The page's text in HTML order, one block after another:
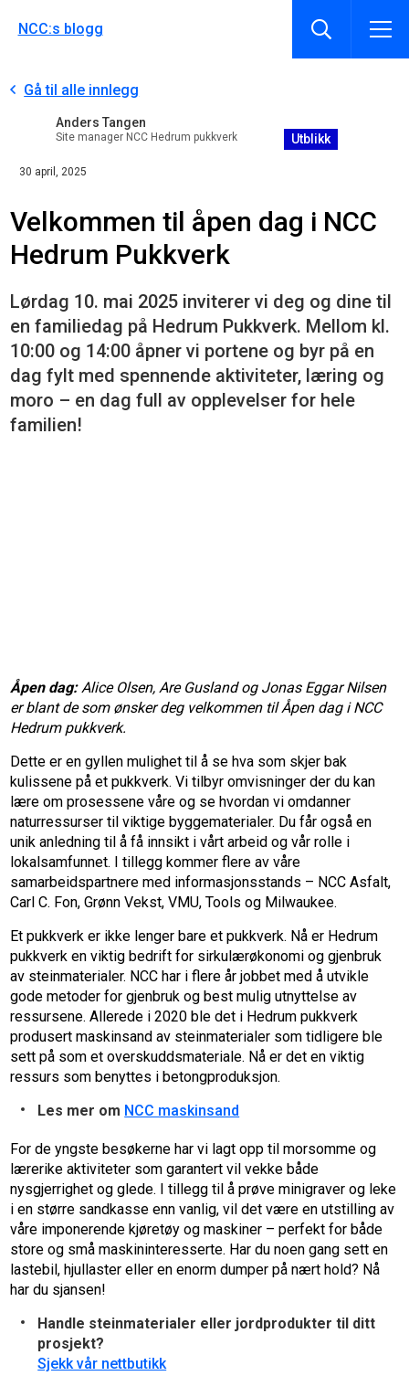
NCC:s blogg
Gå til alle innlegg
Anders Tangen
Site manager NCC Hedrum pukkverk Utblikk
30 april, 2025
Velkommen til åpen dag i NCC
Hedrum Pukkverk
Lørdag 10. mai 2025 inviterer vi deg og dine til
en familiedag på Hedrum Pukkverk. Mellom kl.
10:00 og 14:00 åpner vi portene og byr på en
dag fylt med spennende aktiviteter, læring og
moro – en dag full av opplevelser for hele
familien!
Åpen dag:Alice Olsen, Are Gusland og Jonas Eggar Nilsen
er blant de som ønsker deg velkommen til Åpen dag i NCC
Hedrum pukkverk.
Dette er en gyllen mulighet til å se hva som skjer bak
kulissene på et pukkverk. Vi tilbyr omvisninger der du kan
lære om prosessene våre og se hvordan vi omdanner
naturressurser til viktige byggematerialer. Du får også en
unik anledning til å få innsikt i vårt arbeid og vår rolle i
lokalsamfunnet. I tillegg kommer flere av våre
samarbeidspartnere med informasjonsstands – NCC Asfalt,
Carl C. Fon, Grønn Vekst, VMU, Tools og Milwaukee.
Et pukkverk er ikke lenger bare et pukkverk. Nå er Hedrum
pukkverk en viktig bedrift for sirkulærøkonomi og gjenbruk
av steinmaterialer. NCC har i flere år jobbet med å utvikle
gode metoder for gjenbruk og best mulig utnyttelse av
ressursene. Allerede i 2020 ble det i Hedrum pukkverk
produsert maskinsand av steinmaterialer som tidligere ble
sett på som et overskuddsmateriale. Nå er det en viktig
ressurs som benyttes i betongproduksjon.
Les mer om NCC maskinsand
For de yngste besøkerne har vi lagt opp til morsomme og
lærerike aktiviteter som garantert vil vekke både
nysgjerrighet og glede. I tillegg til å prøve minigraver og leke
i en større sandkasse enn vanlig, vil det være en utstilling av
våre imponerende kjøretøy og maskiner – perfekt for både
store og små maskininteresserte. Har du noen gang sett en
lastebil, hjullaster eller en enorm dumper på nært hold? Nå
har du sjansen!
Handle steinmaterialer eller jordprodukter til ditt
prosjekt?
Sjekk vår nettbutikk